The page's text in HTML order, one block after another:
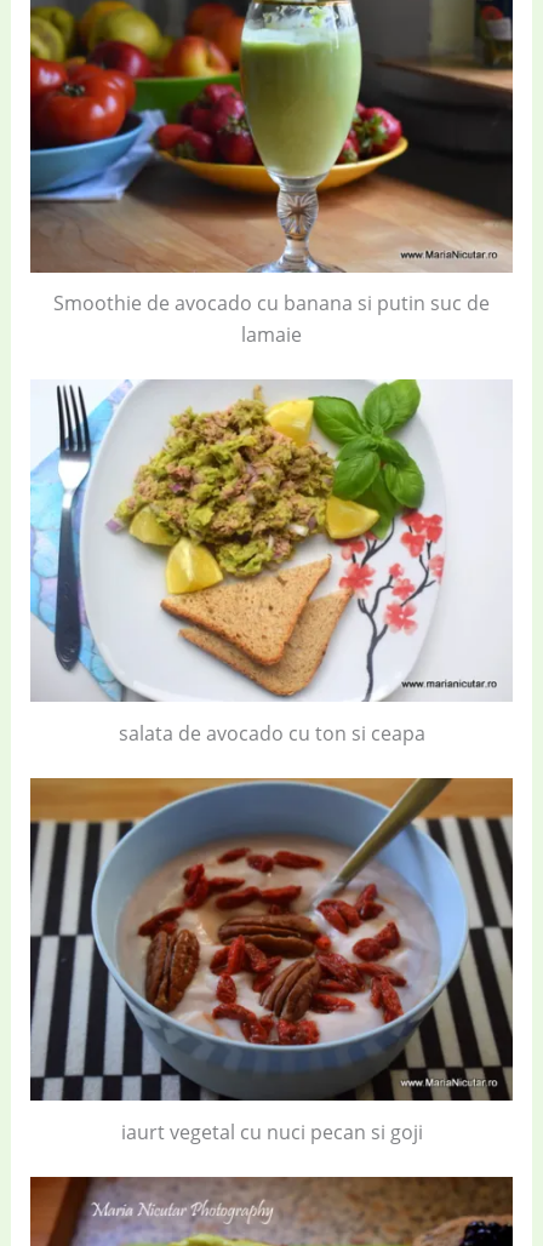
Smoothie de avocado cu banana si putin suc de
lamaie
salata de avocado cu ton si ceapa
iaurt vegetal cu nuci pecan si goji